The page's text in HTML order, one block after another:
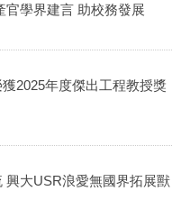
官學界建言 助校務發展
2025年度傑出工程教授獎
興大USR浪愛無國界拓展獸